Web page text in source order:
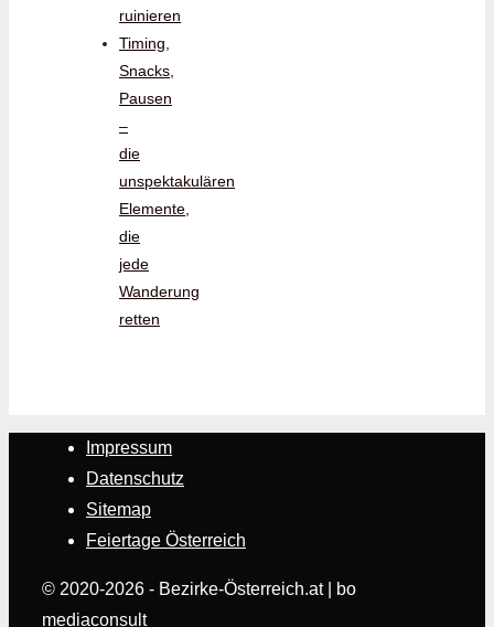
ruinieren
Timing,
Snacks,
Pausen
–
die
unspektakulären
Elemente,
die
jede
Wanderung
retten
Impressum
Datenschutz
Sitemap
Feiertage Österreich
© 2020-2026 - Bezirke-Österreich.at | bo
mediaconsult